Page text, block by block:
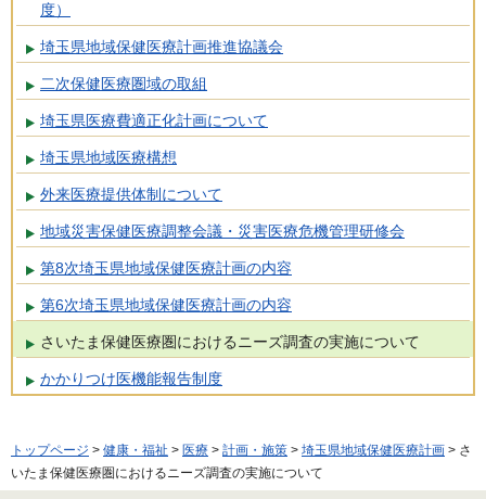
度）
埼玉県地域保健医療計画推進協議会
二次保健医療圏域の取組
埼玉県医療費適正化計画について
埼玉県地域医療構想
外来医療提供体制について
地域災害保健医療調整会議・災害医療危機管理研修会
第8次埼玉県地域保健医療計画の内容
第6次埼玉県地域保健医療計画の内容
さいたま保健医療圏におけるニーズ調査の実施について
かかりつけ医機能報告制度
トップページ > 健康・福祉 > 医療 > 計画・施策 > 埼玉県地域保健医療計画 > さ
いたま保健医療圏におけるニーズ調査の実施について